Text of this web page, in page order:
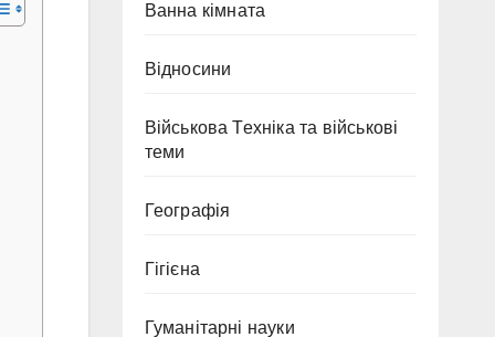
Ванна кімната
Відносини
Військова Техніка та військові
теми
Географія
Гігієна
Гуманітарні науки